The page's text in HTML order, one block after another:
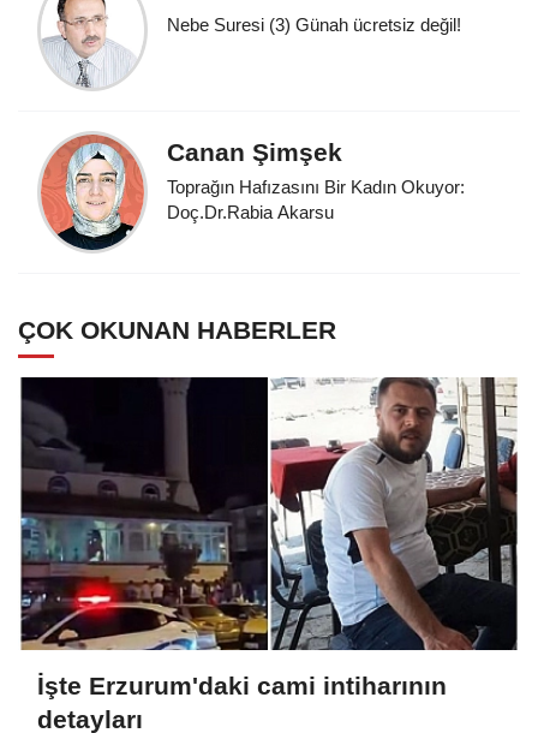
Nebe Suresi (3) Günah ücretsiz değil!
Canan Şimşek
Toprağın Hafızasını Bir Kadın Okuyor:
Doç.Dr.Rabia Akarsu
ÇOK OKUNAN HABERLER
İşte Erzurum'daki cami intiharının
detayları